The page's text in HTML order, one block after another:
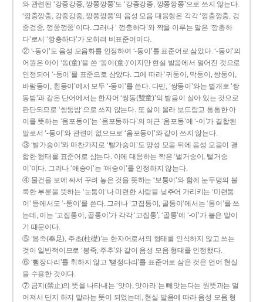
와 관련된 ‘강중강중, 깡쭝깡쭝’도 ‘강종강종, 깡쫑깡쫑’으로 쓰지 않는다.
‘깡충깡충, 강중강중, 깡쭝깡쭝’의 음성 모음 대응형은 각각 ‘껑충껑충, 겅
중겅중, 껑쭝껑쭝’이다. 그러나 ‘ 껑충하다’와 짝을 이루는 말은 ‘깡총하
다’로서 ‘깡충하다’가 오히려 비표준어이다.
② ‘-동이’도 음성 모음화를 인정하여 ‘-둥이’를 표준어로 삼았다. ‘-둥이’의
어원은 아이 ‘동(童)’을 쓴 ‘동이(童-)’이지만 현실 발음에서 멀어진 것으로
인정되어 ‘-둥이’를 표준으로 삼았다. 그에 따라 ‘귀둥이, 막둥이, 쌍둥이,
바람둥이, 흰둥이’에서 모두 ‘-둥이’를 쓴다. 다만, ‘쌍둥이’와는 별개로 ‘쌍
동밤’과 같은 단어에서는 한자어 ‘쌍동(雙童)’의 발음이 살아 있는 것으로
판단되므로 ‘쌍둥밤’으로 쓰지 않는다. 또 살이 올라 보드랍고 통통한 아
이를 뜻하는 ‘옴포동이’는 ‘옴포동하다’의 어근 ‘옴포동’에 ‘-이’가 결합된
말로서 ‘-둥이’와 관련이 없으므로 ‘옴포둥이’와 같이 쓰지 않는다.
③ ‘발가숭이’와 마찬가지로 ‘빨가숭이’도 양성 모음 뒤에 음성 모음이 결
합한 형태를 표준어로 삼는다. 이에 대응하는 짝은 ‘벌거숭이, 뻘거숭
이’이다. 그러나 ‘애송이’는 ‘애숭이’를 인정하지 않는다.
④ 물건을 보에 싸서 꾸려 놓은 것을 뜻하는 ‘보퉁이’와 함께 눈두덩의 불
룩한 부분을 뜻하는 ‘눈퉁이’나 미련한 사람을 낮추어 가리키는 ‘미련퉁
이’ 등에서도 ‘-퉁이’를 쓴다. 그러나 ‘고집통이, 골통이’에서는 ‘통이’를 쓰
는데, 이는 ‘고집통이, 골통이’가 각각 ‘고집통’, ‘골통’에 ‘-이’가 붙은 말이
기 때문이다.
⑤ ‘봉족(奉足), 주초(柱礎)’는 한자어로서의 형태를 인식하지 않고 쓰는
것이 일반적이므로 ‘봉죽, 주추’와 같이 음성 모음 형태를 인정했다.
⑥ ‘뻗장다리’를 취하지 않고 ‘뻗정다리’를 표준어로 삼은 것은 언어 현실
을 수용한 것이다.
⑦ 금지(禁止)의 뜻을 나타내는 ‘앗아, 앗아라’는 빼앗는다는 원뜻과는 멀
어져서 단지 하지 말라는 뜻이 되었는데, 현실 발음에 따라 음성 모음 형